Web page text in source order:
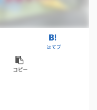
はてブ
コピー